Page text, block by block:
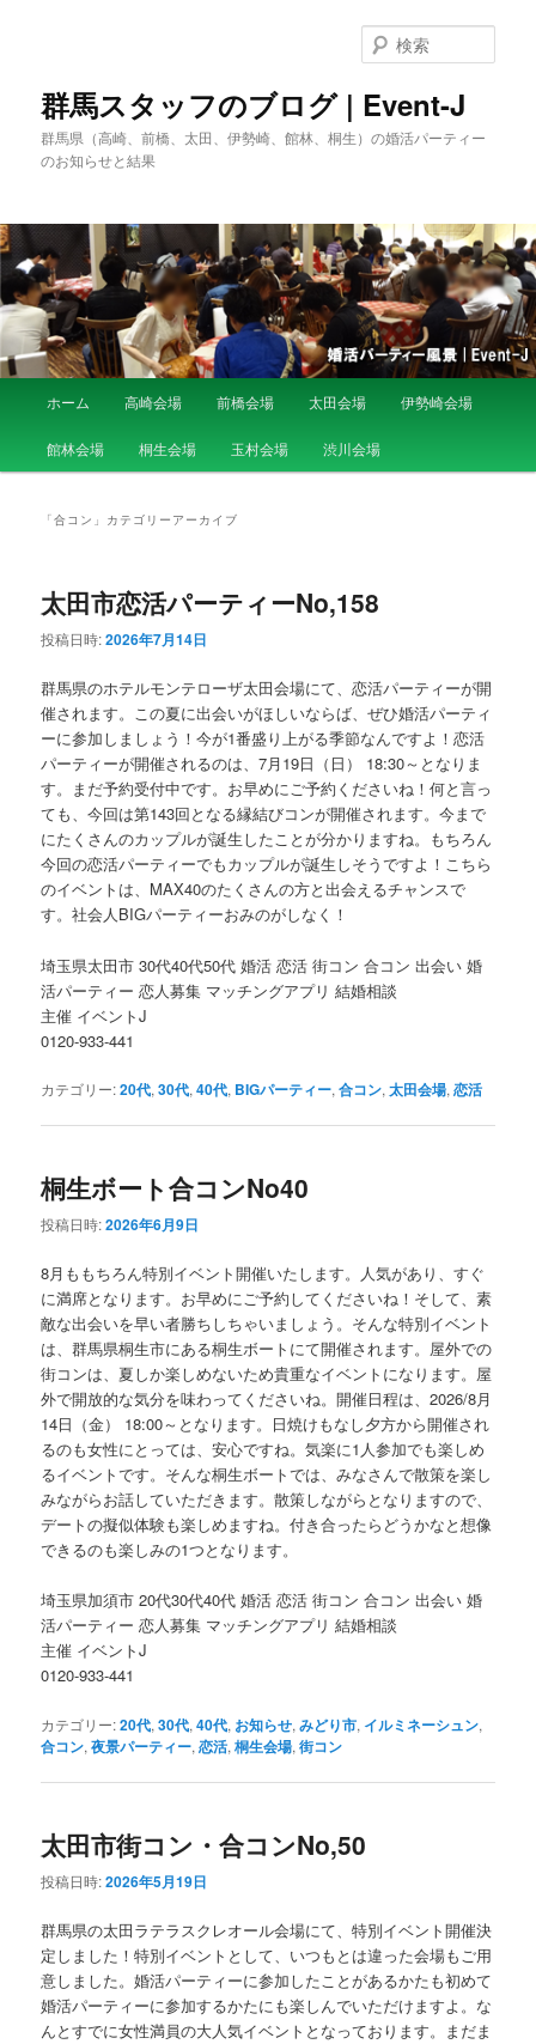
群馬スタッフのブログ | Event-J
群馬県（高崎、前橋、太田、伊勢崎、館林、桐生）の婚活パーティー
のお知らせと結果
索
メ
メ
イ
ン
ン
ツ
へ
移
動
サ
ブ
テ
ツ
へ
移
動
ホーム 高崎会場 前橋会場 太田会場 伊勢崎会場
館林会場 桐生会場 玉村会場 渋川会場
「合コン 」カテゴリーアーカイブ
太田市恋活パーティーNo,158
投稿日時:2026年7月14日
群馬県のホテルモンテローザ太田会場にて、恋活パーティーが開
催されます。この夏に出会いがほしいならば、ぜひ婚活パーティ
ーに参加しましょう！今が1番盛り上がる季節なんですよ！恋活
パーティーが開催されるのは、7月19日（日） 18:30～となりま
す。まだ予約受付中です。お早めにご予約くださいね！何と言っ
ても、今回は第143回となる縁結びコンが開催されます。今まで
にたくさんのカップルが誕生したことが分かりますね。もちろん
今回の恋活パーティーでもカップルが誕生しそうですよ！こちら
のイベントは、MAX40のたくさんの方と出会えるチャンスで
す。社会人BIGパーティーおみのがしなく！
埼玉県太田市 30代40代50代 婚活 恋活 街コン 合コン 出会い 婚
活パーティー 恋人募集 マッチングアプリ 結婚相談
主催 イベントJ
0120-933-441
カテゴリー:20代,30代,40代, BIGパーティー,合コン,太田会場,恋活
桐生ボート合コンNo40
投稿日時:2026年6月9日
8月ももちろん特別イベント開催いたします。人気があり、すぐ
に満席となります。お早めにご予約してくださいね！そして、素
敵な出会いを早い者勝ちしちゃいましょう。そんな特別イベント
は、群馬県桐生市にある桐生ボートにて開催されます。屋外での
街コンは、夏しか楽しめないため貴重なイベントになります。屋
外で開放的な気分を味わってくださいね。開催日程は、2026/8月
14日（金） 18:00～となります。日焼けもなし夕方から開催され
るのも女性にとっては、安心ですね。気楽に1人参加でも楽しめ
るイベントです。そんな桐生ボートでは、みなさんで散策を楽し
みながらお話していただきます。散策しながらとなりますので、
デートの擬似体験も楽しめますね。付き合ったらどうかなと想像
できるのも楽しみの1つとなります。
埼玉県加須市 20代30代40代 婚活 恋活 街コン 合コン 出会い 婚
活パーティー 恋人募集 マッチングアプリ 結婚相談
主催 イベントJ
0120-933-441
カテゴリー:20代,30代,40代, お知らせ,みどり市, イルミネーシュン,
合コン,夜景パーティー,恋活,桐生会場,街コン
太田市街コン・合コンNo,50
投稿日時:2026年5月19日
群馬県の太田ラテラスクレオール会場にて、特別イベント開催決
定しました！特別イベントとして、いつもとは違った会場もご用
意しました。婚活パーティーに参加したことがあるかたも初めて
婚活パーティーに参加するかたにも楽しんでいただけますよ。な
んとすでに女性満員の大人気イベントとなっております。まだま